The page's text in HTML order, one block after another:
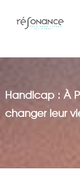
Handicap : À
changer leur